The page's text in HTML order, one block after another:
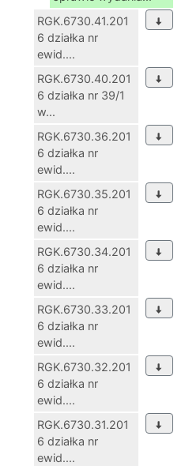
RGK.6730.41.201
6 działka nr
ewid....
RGK.6730.40.201
6 działka nr 39/1
w...
RGK.6730.36.201
6 działka nr
ewid....
RGK.6730.35.201
6 działka nr
ewid....
RGK.6730.34.201
6 działka nr
ewid....
RGK.6730.33.201
6 działka nr
ewid....
RGK.6730.32.201
6 działka nr
ewid....
RGK.6730.31.201
6 działka nr
ewid....